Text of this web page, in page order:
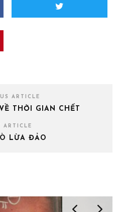
ARTICLE
THỜI GIAN CHẾT
ARTICLE
LỪA ĐẢO